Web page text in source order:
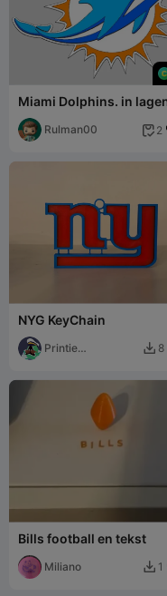
Miami Dolphins. in
om in kleuren te kunnen
printenRulman00  2
NYG KeyChain
Printie
 8
Bills football en tekst
Miliano  1